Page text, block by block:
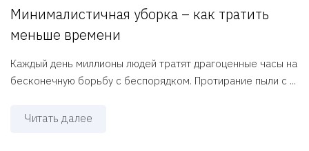
Минималистичная уборка – как тратить
меньше времени
Каждый день миллионы людей тратят драгоценные часы на
бесконечную борьбу с беспорядком. Протирание пыли с ...
Читать далее